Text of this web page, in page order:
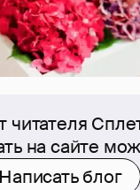
читателя
на сайте
Написать блог